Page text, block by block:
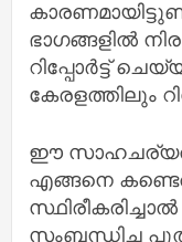
ഭാഗങ്ങളിൽ
റിപ്പോർട്ട്
കേരളത്തിലും
ഈ
എങ്ങനെ
സംബന്ധിച്ച